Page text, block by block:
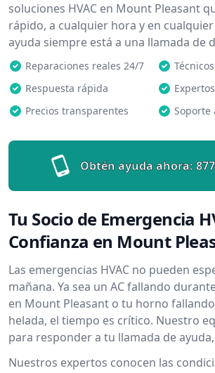
soluciones HVAC en Mount Pleasant
rápido, a cualquier hora y en
ayuda siempre está a una llamada de
Reparaciones reales 24/7
Respuesta rápida
Precios transparentes
Soporte
Obtén ayuda ahora:
Tu Socio de Emergencia
Confianza en Mount
Las emergencias HVAC no pueden
mañana. Ya sea un AC fallando
en Mount Pleasant o tu horno
helada, el tiempo es crítico. Nuestro
para responder a tu llamada de
Nuestros expertos conocen las